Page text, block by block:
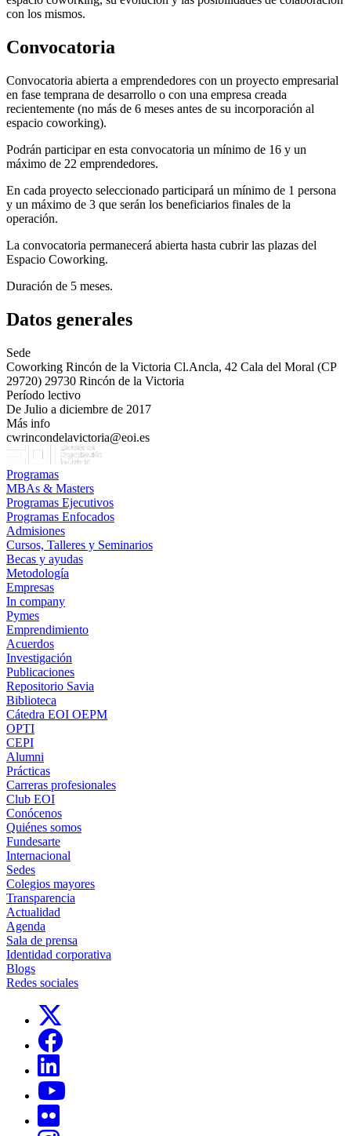
con los mismos.
Convocatoria
Convocatoria abierta a emprendedores con un proyecto empresarial
en fase temprana de desarrollo o con una empresa creada
recientemente (no más de 6 meses antes de su incorporación al
espacio coworking).
Podrán participar en esta convocatoria un mínimo de 16 y un
máximo de 22 emprendedores.
En cada proyecto seleccionado participará un mínimo de 1 persona
y un máximo de 3 que serán los beneficiarios finales de la
operación.
La convocatoria permanecerá abierta hasta cubrir las plazas del
Espacio Coworking.
Duración de 5 meses.
Datos generales
Sede
Coworking Rincón de la Victoria Cl.Ancla, 42 Cala del Moral (CP
29720) 29730 Rincón de la Victoria
Período lectivo
De Julio a diciembre de 2017
Más info
cwrincondelavictoria@eoi.es
Programas
MBAs & Masters
Programas Ejecutivos
Programas Enfocados
Admisiones
Cursos, Talleres y Seminarios
Becas y ayudas
Metodología
Empresas
In company
Pymes
Emprendimiento
Acuerdos
Investigación
Publicaciones
Repositorio Savia
Biblioteca
Cátedra EOI OEPM
OPTI
CEPI
Alumni
Prácticas
Carreras profesionales
Club EOI
Conócenos
Quiénes somos
Fundesarte
Internacional
Sedes
Colegios mayores
Transparencia
Actualidad
Agenda
Sala de prensa
Identidad corporativa
Blogs
Redes sociales
Links, Opens in this window
Links, Opens in this window
Links, Opens in this window